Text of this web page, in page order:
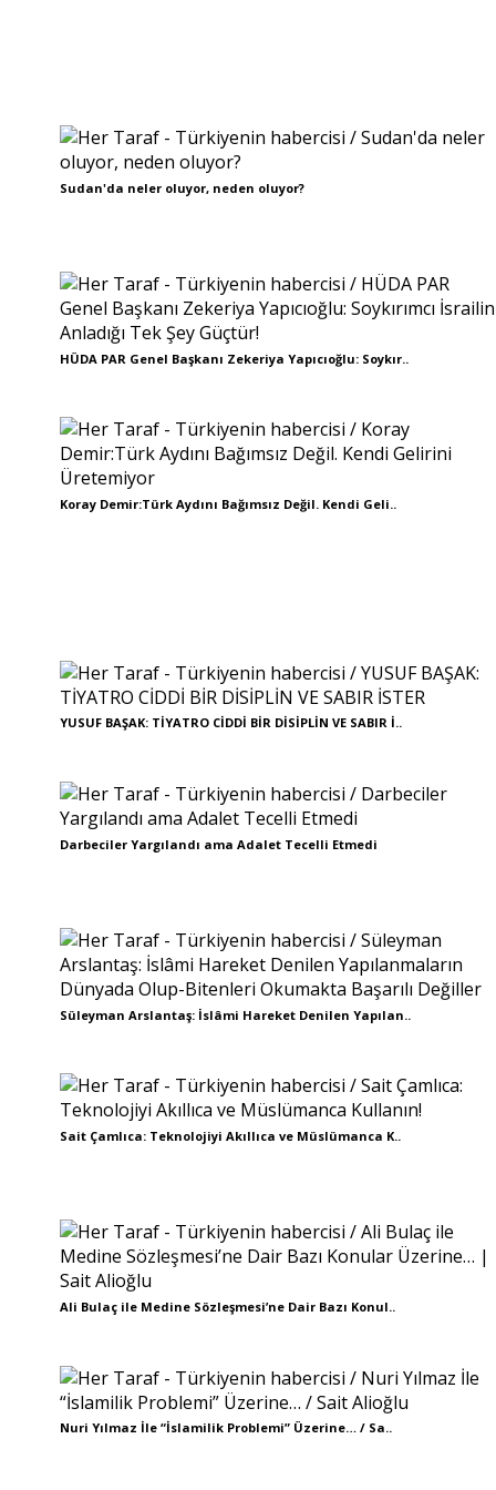
Sudan'da neler oluyor, neden oluyor?
HÜDA PAR Genel Başkanı Zekeriya Yapıcıoğlu: Soykır..
Koray Demir:Türk Aydını Bağımsız Değil. Kendi Geli..
YUSUF BAŞAK: TİYATRO CİDDİ BİR DİSİPLİN VE SABIR İ..
Darbeciler Yargılandı ama Adalet Tecelli Etmedi
Süleyman Arslantaş: İslâmi Hareket Denilen Yapılan..
Sait Çamlıca: Teknolojiyi Akıllıca ve Müslümanca K..
Ali Bulaç ile Medine Sözleşmesi’ne Dair Bazı Konul..
Nuri Yılmaz İle “İslamilik Problemi” Üzerine… / Sa..